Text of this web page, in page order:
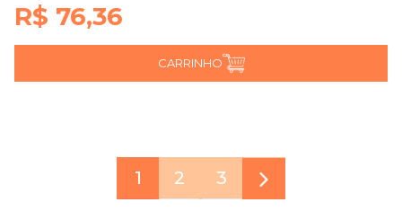
R$ 76,36
CARRINHO
1 2 3